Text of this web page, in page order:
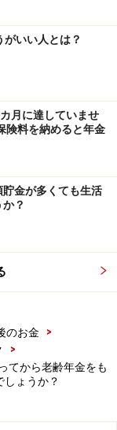
いい人とは？
月に達していませ
険料を納めると年金
金が多くても生活
？
のお金
>
>
てから老齢年金をも
しょうか？